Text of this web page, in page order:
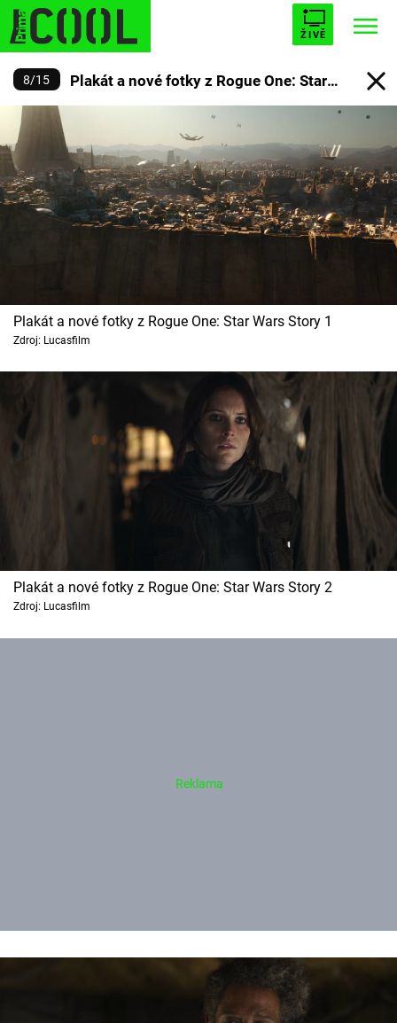
ŽIVĚ
Trendy: STARHOUSE BUFFY, PŘEMOŽITELKA UPÍRŮ
ESCAPE AVENGERS 5
Seriály
Hry
Cool Esport
TV Program
Přihlášení
8/15
Plakát a nové fotky z Rogue One: Star
Wars Story
Plakát a nové fotky z Rogue One: Star Wars Story 1
Zdroj: Lucasfilm
Plakát a nové fotky z Rogue One: Star Wars Story 2
Zdroj: Lucasfilm